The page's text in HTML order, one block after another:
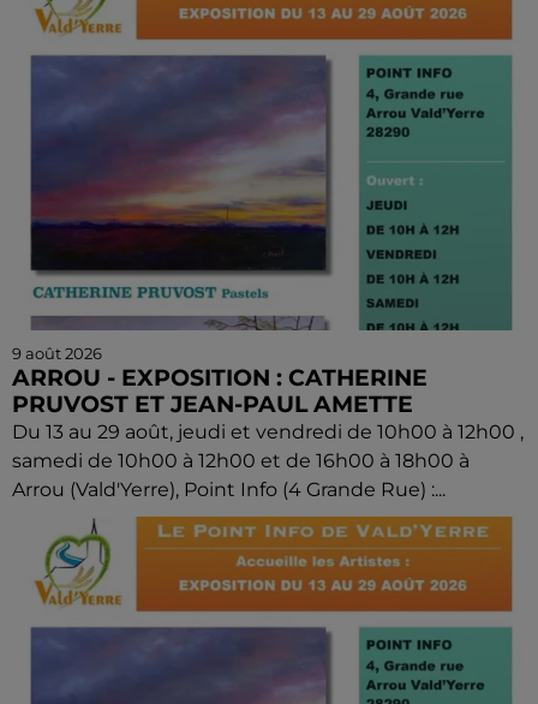
9 août 2026
ARROU - EXPOSITION : CATHERINE
PRUVOST ET JEAN-PAUL AMETTE
Du 13 au 29 août, jeudi et vendredi de 10h00 à 12h00 ,
samedi de 10h00 à 12h00 et de 16h00 à 18h00 à
Arrou (Vald'Yerre), Point Info (4 Grande Rue) :...